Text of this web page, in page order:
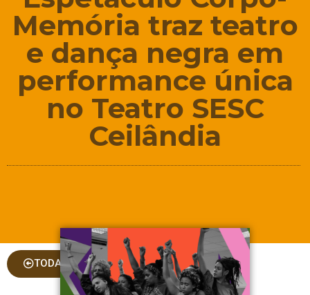
Memória traz teatro
e dança negra em
performance única
no Teatro SESC
Ceilândia
TODAS AS COLUNAS